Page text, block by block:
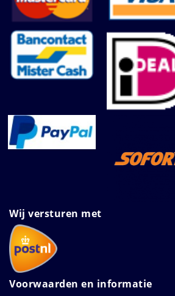
Wij versturen met
Voorwaarden en informatie